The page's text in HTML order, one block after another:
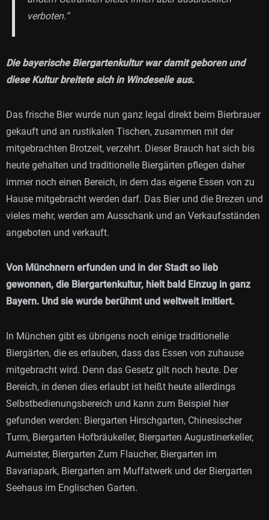
verboten.“
Die bayerische Biergartenkultur war damit geboren und
diese Kultur breitete sich in Windeseile aus.
Das frische Bier wurde nun ganz legal direkt beim Bierbrauer
gekauft und an rustikalen Tischen, zusammen mit der
mitgebrachten Brotzeit, verzehrt. Dieser Brauch hat sich bis
heute gehalten und traditionelle Biergärten pflegen daher
immer noch einen Bereich, in dem das eigene Essen von zu
Hause mitgebracht werden darf. Das Bier und die Brezen und
vieles mehr, werden am Ausschank und an Verkaufsständen
angeboten und verkauft.
Von Münchnern erfunden und in der Stadt so lieb
gewonnen, die Biergartenkultur, hielt bald Einzug in ganz
Bayern. Und sie wurde berühmt und weltweit imitiert.
In München gibt es übrigens noch einige traditionelle
Biergärten, die es erlauben, dass das Essen von zuhause
mitgebracht wird. Denn das Gesetz gilt noch heute. Der
Bereich, in denen dies erlaubt ist heißt heute allerdings
Selbstbedienungsbereich und kann zum Beispiel hier
gefunden werden: Biergarten Hirschgarten, Chinesischer
Turm, Biergarten Hofbräukeller, Biergarten Augustinerkeller,
Aumeister, Biergarten Zum Flaucher, Biergarten im
Bavariapark, Biergarten am Muffatwerk und der Biergarten
Seehaus im Englischen Garten.